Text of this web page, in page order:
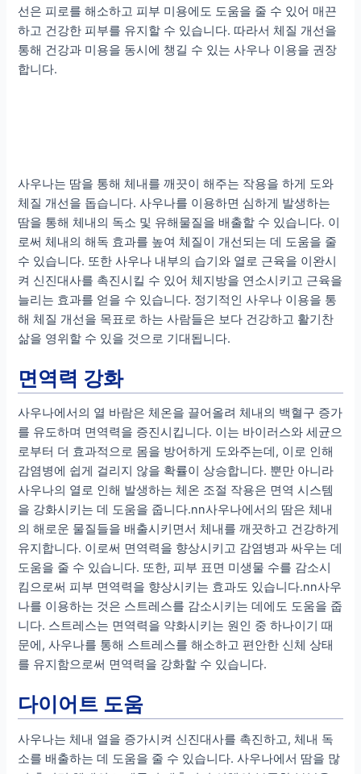
선은 피로를 해소하고 피부 미용에도 도움을 줄 수 있어 매끈
하고 건강한 피부를 유지할 수 있습니다. 따라서 체질 개선을
통해 건강과 미용을 동시에 챙길 수 있는 사우나 이용을 권장
합니다.
사우나는 땀을 통해 체내를 깨끗이 해주는 작용을 하게 도와
체질 개선을 돕습니다. 사우나를 이용하면 심하게 발생하는
땀을 통해 체내의 독소 및 유해물질을 배출할 수 있습니다. 이
로써 체내의 해독 효과를 높여 체질이 개선되는 데 도움을 줄
수 있습니다. 또한 사우나 내부의 습기와 열로 근육을 이완시
켜 신진대사를 촉진시킬 수 있어 체지방을 연소시키고 근육을
늘리는 효과를 얻을 수 있습니다. 정기적인 사우나 이용을 통
해 체질 개선을 목표로 하는 사람들은 보다 건강하고 활기찬
삶을 영위할 수 있을 것으로 기대됩니다.
면역력 강화
사우나에서의 열 바람은 체온을 끌어올려 체내의 백혈구 증가
를 유도하며 면역력을 증진시킵니다. 이는 바이러스와 세균으
로부터 더 효과적으로 몸을 방어하게 도와주는데, 이로 인해
감염병에 쉽게 걸리지 않을 확률이 상승합니다. 뿐만 아니라
사우나의 열로 인해 발생하는 체온 조절 작용은 면역 시스템
을 강화시키는 데 도움을 줍니다.nn사우나에서의 땀은 체내
의 해로운 물질들을 배출시키면서 체내를 깨끗하고 건강하게
유지합니다. 이로써 면역력을 향상시키고 감염병과 싸우는 데
도움을 줄 수 있습니다. 또한, 피부 표면 미생물 수를 감소시
킴으로써 피부 면역력을 향상시키는 효과도 있습니다.nn사우
나를 이용하는 것은 스트레스를 감소시키는 데에도 도움을 줍
니다. 스트레스는 면역력을 약화시키는 원인 중 하나이기 때
문에, 사우나를 통해 스트레스를 해소하고 편안한 신체 상태
를 유지함으로써 면역력을 강화할 수 있습니다.
다이어트 도움
사우나는 체내 열을 증가시켜 신진대사를 촉진하고, 체내 독
소를 배출하는 데 도움을 줄 수 있습니다. 사우나에서 땀을 많